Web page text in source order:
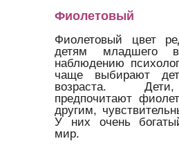
Фиолетовый
Фиолетовый цвет
детям младшего
наблюдению
чаще выбирают
возраста.
предпочитают
другим,
У них очень
мир.